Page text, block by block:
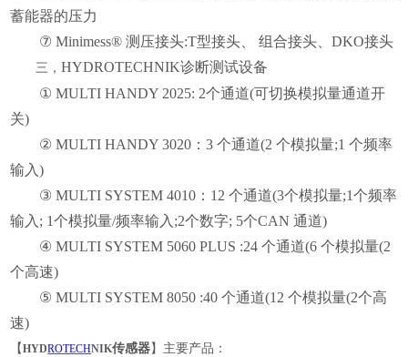
蓄能器的压力
⑦ Minimess® 测压接头:T型接头、 组合接头、DKO接头
三，HYDROTECHNIK诊断测试设备
① MULTI HANDY 2025: 2个通道(可切换模拟量通道开
关)
② MULTI HANDY 3020：3 个通道(2 个模拟量;1 个频率
输入)
③ MULTI SYSTEM 4010：12 个通道(3个模拟量;1个频率
输入; 1个模拟量/频率输入;2个数字; 5个CAN 通道)
④ MULTI SYSTEM 5060 PLUS :24 个通道(6 个模拟量(2
个高速)
⑤ MULTI SYSTEM 8050 :40 个通道(12 个模拟量(2个高
速)
【HYDROTECHNIK传感器】 主要产品：